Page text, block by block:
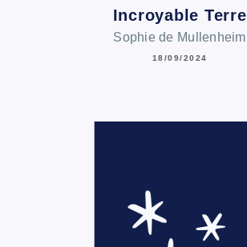
Incroyable Terre
Sophie de Mullenheim
18/09/2024